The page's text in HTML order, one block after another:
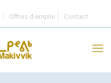
Offres d’emploi Contact